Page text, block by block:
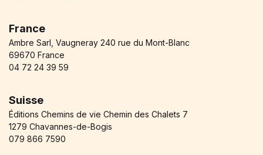
France
Ambre Sarl, Vaugneray 240 rue du Mont-Blanc
69670 France
04 72 24 39 59
Suisse
Éditions Chemins de vie Chemin des Chalets 7
1279 Chavannes-de-Bogis
079 866 7590